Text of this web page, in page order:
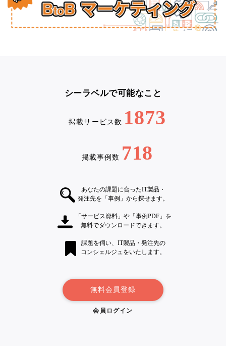
シーラベルで可能なこと
掲載サービス数 1873
掲載事例数 718
あなたの課題に合ったIT製品・
発注先を「事例」から探せます。
「サービス資料」や「事例PDF」を
無料でダウンロードできます。
課題を伺い、IT製品・発注先の
コンシェルジュをいたします。
無料会員登録
会員ログイン